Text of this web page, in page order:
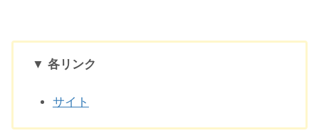
▼ 各リンク
サイト